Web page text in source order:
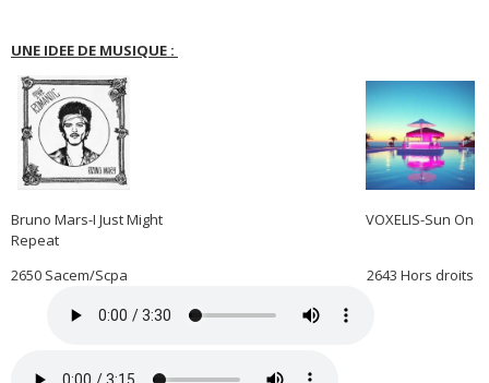
UNE IDEE DE MUSIQUE :
Bruno Mars-I Just Might VOXELIS-Sun On
Repeat
2650 Sacem/Scpa 2643 Hors droits